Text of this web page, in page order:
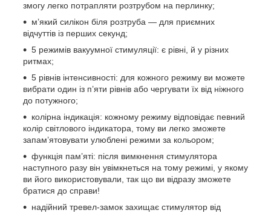
змогу легко потрапляти розтрубом на перлинку;
м’який силікон біля розтруба — для приємних
відчуттів із перших секунд;
5 режимів вакуумної стимуляції: є рівні, й у різних
ритмах;
5 рівнів інтенсивності: для кожного режиму ви можете
вибрати один із п’яти рівнів або чергувати їх від ніжного
до потужного;
колірна індикація: кожному режиму відповідає певний
колір світлового індикатора, тому ви легко зможете
запам’ятовувати улюблені режими за кольором;
функція пам’яті: після вимкнення стимулятора
наступного разу він увімкнеться на тому режимі, у якому
ви його використовували, так що ви відразу зможете
братися до справи!
надійний тревел-замок захищає стимулятор від